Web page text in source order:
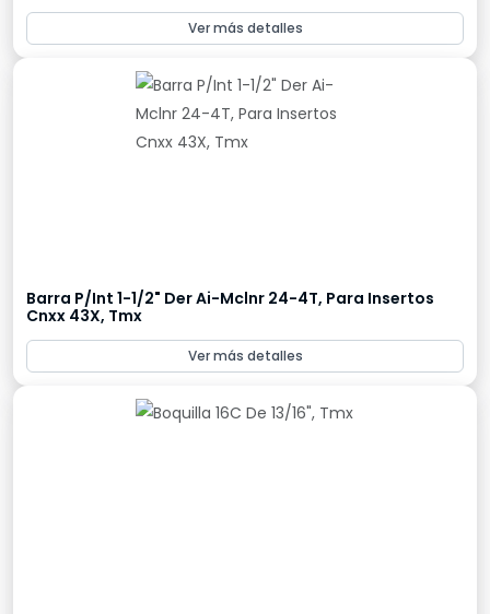
Ver más detalles
Barra P/Int 1-1/2" Der Ai-Mclnr 24-4T, Para Insertos
Cnxx 43X, Tmx
Ver más detalles